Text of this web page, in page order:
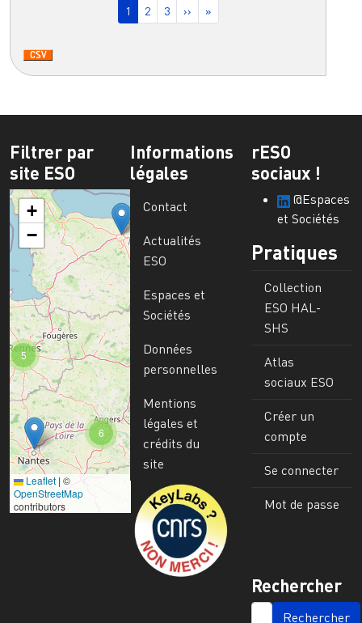
Page courante
1 Page
2 Page
3 Page suivante
›› Dernière page
»
Filtrer par
site ESO
6
5
+
−
Leaflet | ©
OpenStreetMap
contributors
Informations
légales
Contact
Actualités
ESO
Espaces et
Sociétés
Données
personnelles
Mentions
légales et
crédits du
site
Image
rESO
sociaux !
@Espaces
et Sociétés
Pratiques
Collection
ESO HAL-
SHS
Atlas
sociaux ESO
Créer un
compte
Se connecter
Mot de passe
Rechercher
SEARCH